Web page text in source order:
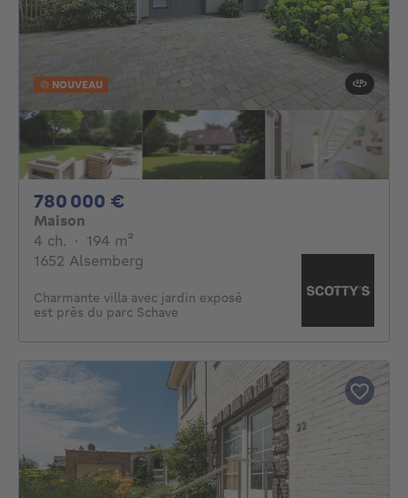
NOUVEAU
780 000 €
Maison
4 ch. 4 chambres
· 194 m²
1652 Alsemberg
Charmante villa avec jardin exposé
est près du parc Schave